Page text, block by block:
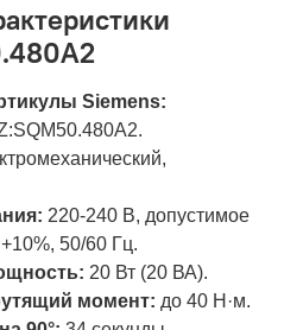
Siemens:
220-240 В, допустимое
50/60 Гц.
20 Вт (20 ВА).
момент: до 40 Н·м.